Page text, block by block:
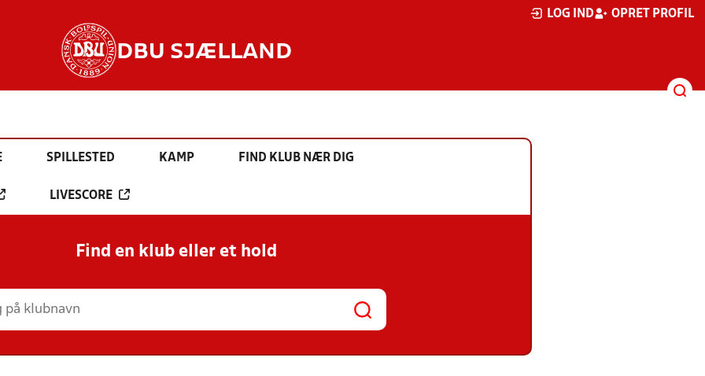
LOG IND OPRET PROFIL
DBU SJÆLLAND
SPILLESTED KAMP FIND KLUB NÆR DIG
LIVESCORE
Find en klub eller et hold